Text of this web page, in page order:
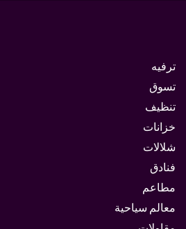
ترفيه
تسوق
تنظيف
خزانات
شلالات
فنادق
مطاعم
معالم سياحية